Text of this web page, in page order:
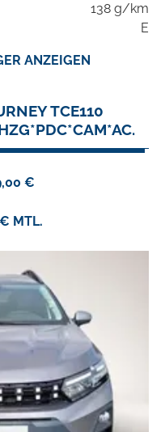
138 g/km
E
ANZEIGEN
TCE110
€
MTL.